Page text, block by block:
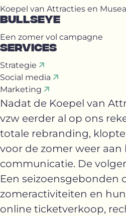
Koepel van Attracties en
BULLSEYE
Een zomer vol campagne
SERVICES
Strategie
Social media
Marketing
Nadat de Koepel van
vzw eerder al op ons
totale rebranding,
voor de zomer weer aan
communicatie. De
Een seizoensgebonden
zomeractiviteiten en
online ticketverkoop,